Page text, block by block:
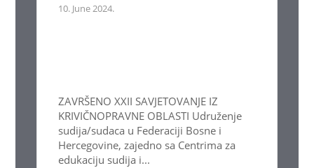
10. June 2024.
ZAVRŠENO XXII SAVJETOVANJE IZ
KRIVIČNOPRAVNE OBLASTI Udruženje
sudija/sudaca u Federaciji Bosne i
Hercegovine, zajedno sa Centrima za
edukaciju sudija i...